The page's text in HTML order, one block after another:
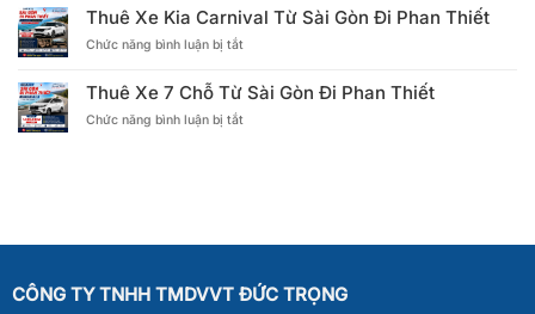
Thiết
Từ
Sài
Gòn
Phan
Thiết
16
Chỗ
Sài
Gòn
Đi
Thuê Xe Kia Carnival Từ Sài Gòn Đi Phan Thiết
Chức năng bình luận bị tắt
Kia
Carnival
Thuê Xe 7 Chỗ Từ Sài Gòn Đi Phan Thiết
Chức năng bình luận bị tắt
Phan
CÔNG TY TNHH TMDVVT ĐỨC TRỌNG